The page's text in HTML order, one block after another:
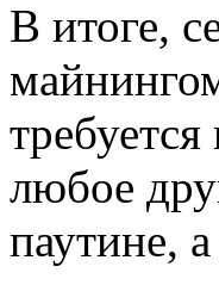
В итоге,
любое
паутине,